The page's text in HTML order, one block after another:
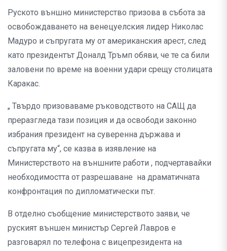
Руското външно министерство призова в събота за
освобождаването на венецуелския лидер Николас
Мадуро и съпругата му от американския арест, след
като президентът Доналд Тръмп обяви, че те са били
заловени по време на военни удари срещу столицата
Каракас.
„ Твърдо призоваваме ръководството на САЩ да
преразгледа тази позиция и да освободи законно
избрания президент на суверенна държава и
съпругата му“, се казва в изявление на
Министерството на външните работи , подчертавайки
необходимостта от разрешаване на драматичната
конфронтация по дипломатически път.
В отделно съобщение министерството заяви, че
руският външен министър Сергей Лавров е
разговарял по телефона с вицепрезидента на